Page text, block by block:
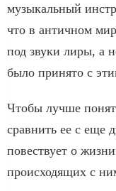
музыкальный
что в античном
под звуки лиры, а
было принято с
Чтобы лучше
сравнить ее с еще
повествует о
происходящих с